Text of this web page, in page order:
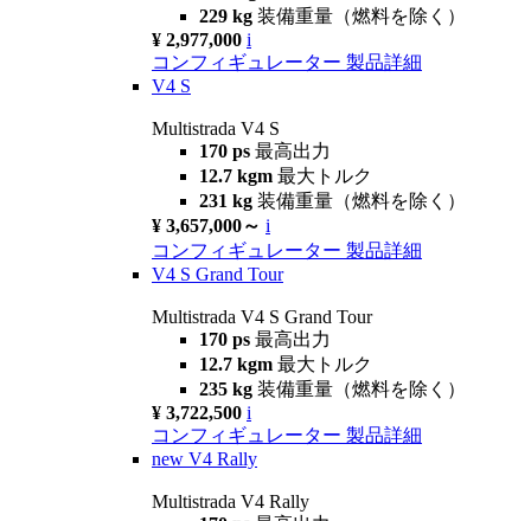
229 kg 装備重量（燃料を除く）
¥ 2,977,000 i
コンフィギュレーター 製品詳細
V4 S
Multistrada V4 S
170 ps 最高出力
12.7 kgm 最大トルク
231 kg 装備重量（燃料を除く）
¥ 3,657,000～ i
コンフィギュレーター 製品詳細
V4 S Grand Tour
Multistrada V4 S Grand Tour
170 ps 最高出力
12.7 kgm 最大トルク
235 kg 装備重量（燃料を除く）
¥ 3,722,500 i
コンフィギュレーター 製品詳細
new V4 Rally
Multistrada V4 Rally